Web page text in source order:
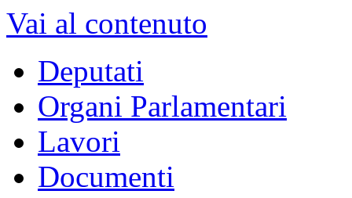
Vai al contenuto
Deputati
Organi Parlamentari
Lavori
Documenti